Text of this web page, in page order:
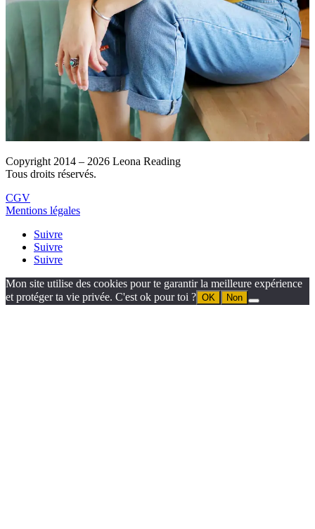
Copyright 2014 – 2026 Leona Reading
Tous droits réservés.
CGV
Mentions légales
Suivre
Suivre
Suivre
Mon site utilise des cookies pour te garantir la meilleure expérience
et protéger ta vie privée. C'est ok pour toi ? OK Non